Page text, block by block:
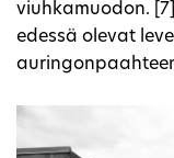
viuhkamuodon.
edessä olevat